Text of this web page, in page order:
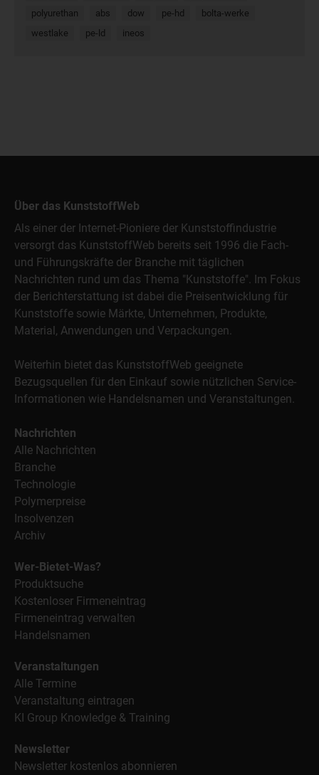
polyurethan
abs dow pe-hd
bolta-werke
westlake
pe-ld ineos
Über das KunststoffWeb
Als einer der Internet-Pioniere der Kunststoffindustrie
versorgt das KunststoffWeb bereits seit 1996 die Fach-
und Führungskräfte der Branche mit täglichen
Nachrichten rund um das Thema "Kunststoffe". Im Fokus
der Berichterstattung ist dabei die Preisentwicklung für
Kunststoffe sowie Märkte, Unternehmen, Produkte,
Material, Anwendungen und Verpackungen.
Weiterhin bietet das KunststoffWeb geeignete
Bezugsquellen für den Einkauf sowie nützlichen Service-
Informationen wie Handelsnamen und Veranstaltungen.
Nachrichten
Alle Nachrichten
Branche
Technologie
Polymerpreise
Insolvenzen
Archiv
Wer-Bietet-Was?
Produktsuche
Kostenloser Firmeneintrag
Firmeneintrag verwalten
Handelsnamen
Veranstaltungen
Alle Termine
Veranstaltung eintragen
KI Group Knowledge & Training
Newsletter
Newsletter kostenlos abonnieren